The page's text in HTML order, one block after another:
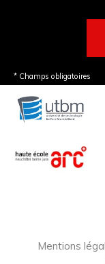
* Champs obligatoires
Mentions